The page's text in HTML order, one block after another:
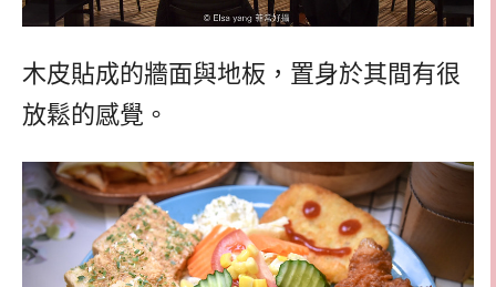
木皮貼成的牆面與地板，置身於其間有很
放鬆的感覺。